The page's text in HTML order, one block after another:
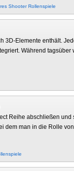
Shooter Rollenspiele
3D-Elemente enthält.
Während
Reihe abschließen
dem man in die Rolle